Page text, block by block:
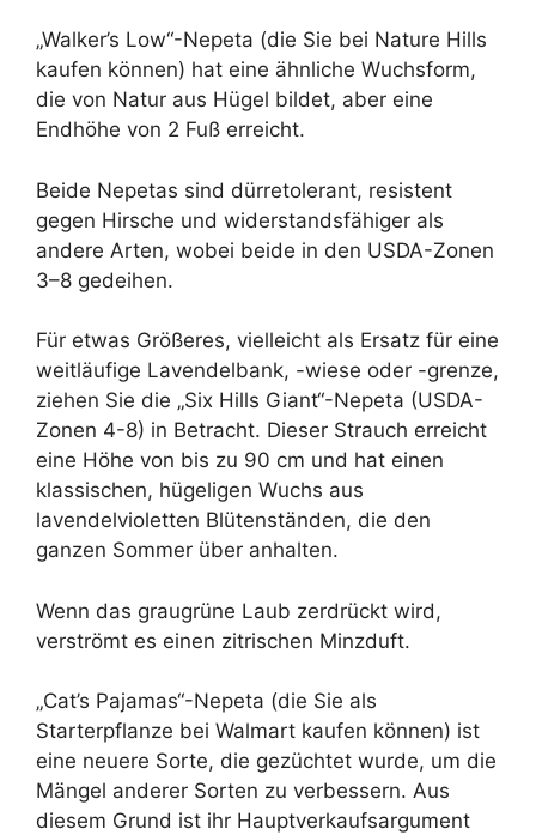
„Walker’s Low“-Nepeta (die Sie bei Nature Hills
kaufen können) hat eine ähnliche Wuchsform,
die von Natur aus Hügel bildet, aber eine
Endhöhe von 2 Fuß erreicht.
Beide Nepetas sind dürretolerant, resistent
gegen Hirsche und widerstandsfähiger als
andere Arten, wobei beide in den USDA-Zonen
3–8 gedeihen.
Für etwas Größeres, vielleicht als Ersatz für eine
weitläufige Lavendelbank, -wiese oder -grenze,
ziehen Sie die „Six Hills Giant“-Nepeta (USDA-
Zonen 4-8) in Betracht. Dieser Strauch erreicht
eine Höhe von bis zu 90 cm und hat einen
klassischen, hügeligen Wuchs aus
lavendelvioletten Blütenständen, die den
ganzen Sommer über anhalten.
Wenn das graugrüne Laub zerdrückt wird,
verströmt es einen zitrischen Minzduft.
„Cat’s Pajamas“-Nepeta (die Sie als
Starterpflanze bei Walmart kaufen können) ist
eine neuere Sorte, die gezüchtet wurde, um die
Mängel anderer Sorten zu verbessern. Aus
diesem Grund ist ihr Hauptverkaufsargument